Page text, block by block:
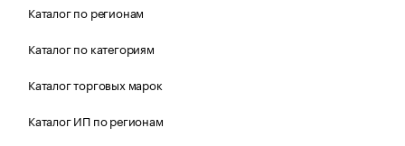
Каталог по регионам
Каталог по категориям
Каталог торговых марок
Каталог ИП по регионам